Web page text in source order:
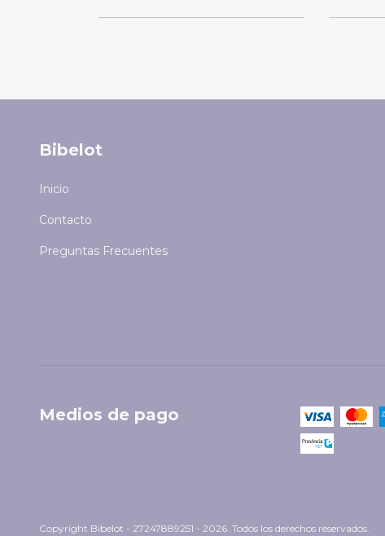
Bibelot
Inicio
Contacto
Preguntas Frecuentes
Medios de pago
Copyright Bibelot - 27247889251 - 2026. Todos los derechos reservados.